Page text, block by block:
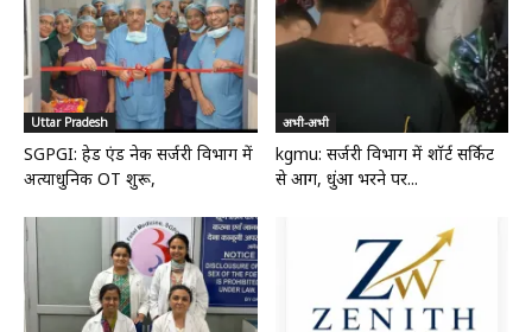
Uttar Pradesh
SGPGI: हेड एंड नेक सर्जरी विभाग में
अत्याधुनिक OT शुरू,
अभी-अभी
kgmu: सर्जरी विभाग में शॉर्ट सर्किट
से आग, धुंआ भरने पर...